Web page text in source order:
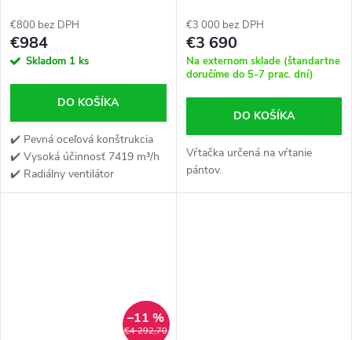
€800 bez DPH
€984
Skladom 1 ks
DO KOŠÍKA
✔️ Pevná oceľová konštrukcia
✔️ Vysoká účinnosť 7419 m³/h
✔️ Radiálny ventilátor
€3 000 bez DPH
€3 690
Na externom sklade (štandartne
doručíme do 5-7 prac. dní)
DO KOŠÍKA
Vŕtačka určená na vŕtanie
pántov.
€4 292,70
–11 %